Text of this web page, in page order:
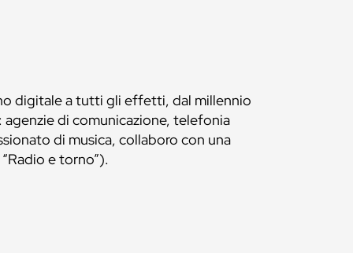
digitale a tutti gli effetti, dal millennio
di comunicazione, telefonia
di musica, collaboro con una
e torno”).